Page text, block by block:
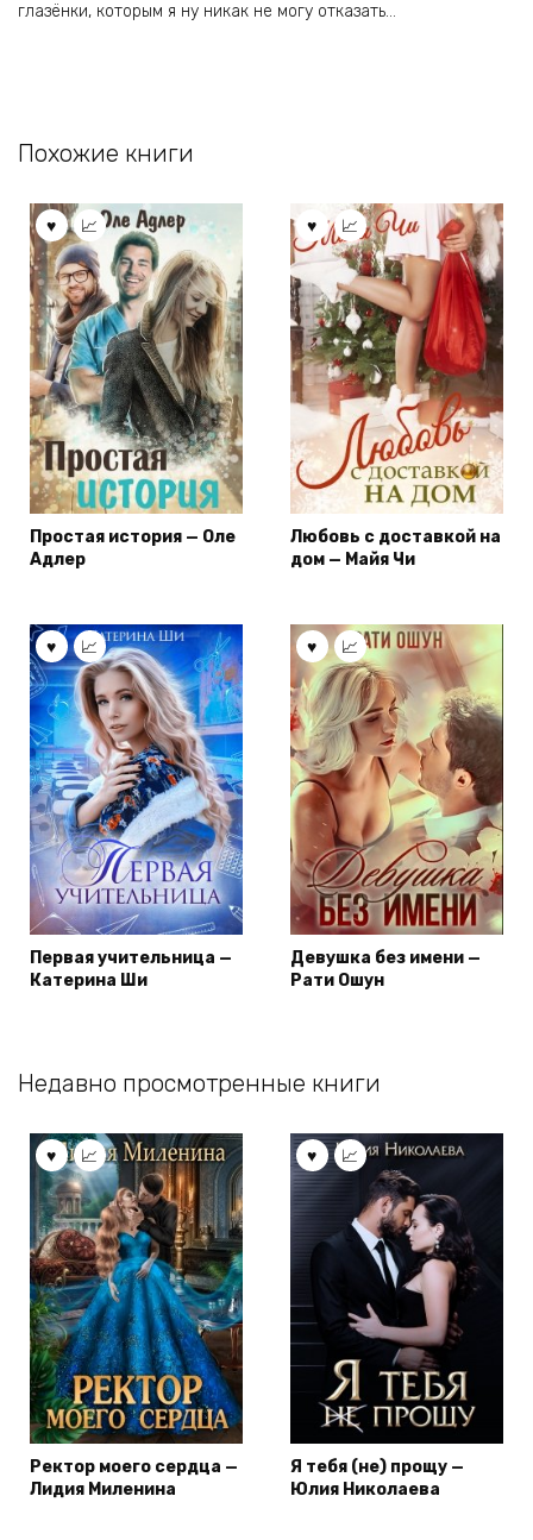
глазёнки, которым я ну никак не могу отказать…
Похожие книги
Простая история — Оле
Адлер
Любовь с доставкой на
дом — Майя Чи
Первая учительница —
Катерина Ши
Девушка без имени —
Рати Ошун
Недавно просмотренные книги
Ректор моего сердца —
Лидия Миленина
Я тебя (не) прощу —
Юлия Николаева